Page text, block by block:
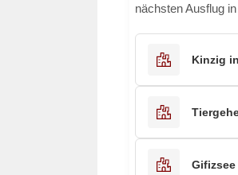
nächsten Ausflug
Kinzig